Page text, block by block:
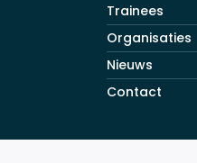
Trainees
Organisaties
Nieuws
Contact